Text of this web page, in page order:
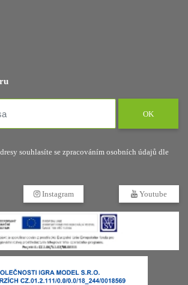
OK
souhlasíte se zpracováním osobních údajů dle
Instagram Youtube